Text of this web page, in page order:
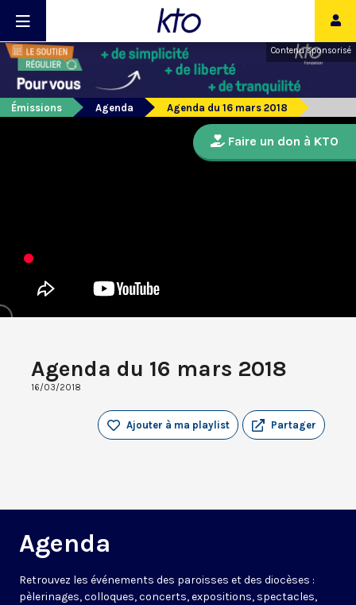
Contenu sponsorisé
Émissions Agenda Agenda du 16 mars 2018
Agenda du 16 mars 2018
16/03/2018
Partager
Ajouter à ma playlist
Agenda
Retrouvez les événements des paroisses et des diocèses :
pèlerinages, colloques, concerts, expositions, spectacles,
Faire un don à KTO